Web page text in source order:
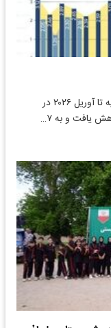
دنیای معدن: صادرات سنگ آهن اوکراین از ژانویه تا آوریل ۲۰۲۶ در